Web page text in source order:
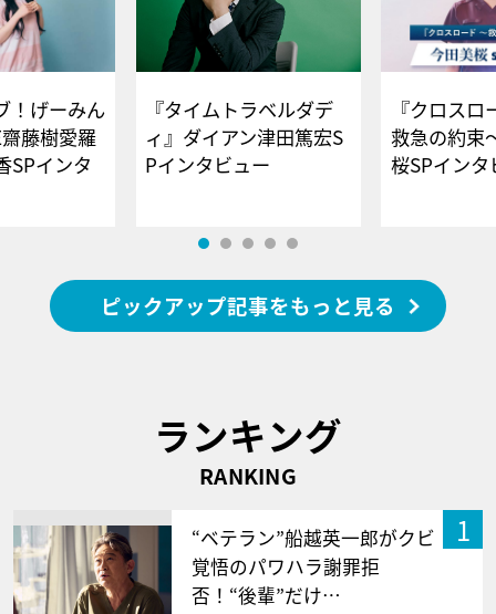
！げーみん
藤樹愛羅
SPインタ
『タイムトラベルダデ
ィ』ダイアン津田篤宏S
Pインタビュー
『クロス
救急の約束
桜SPイ
ピックアップ記事をもっと見る
ランキング
RANKING
1
“ベテラン”船越英一郎がクビ
覚悟のパワハラ謝罪拒
否！“後輩”だけ…